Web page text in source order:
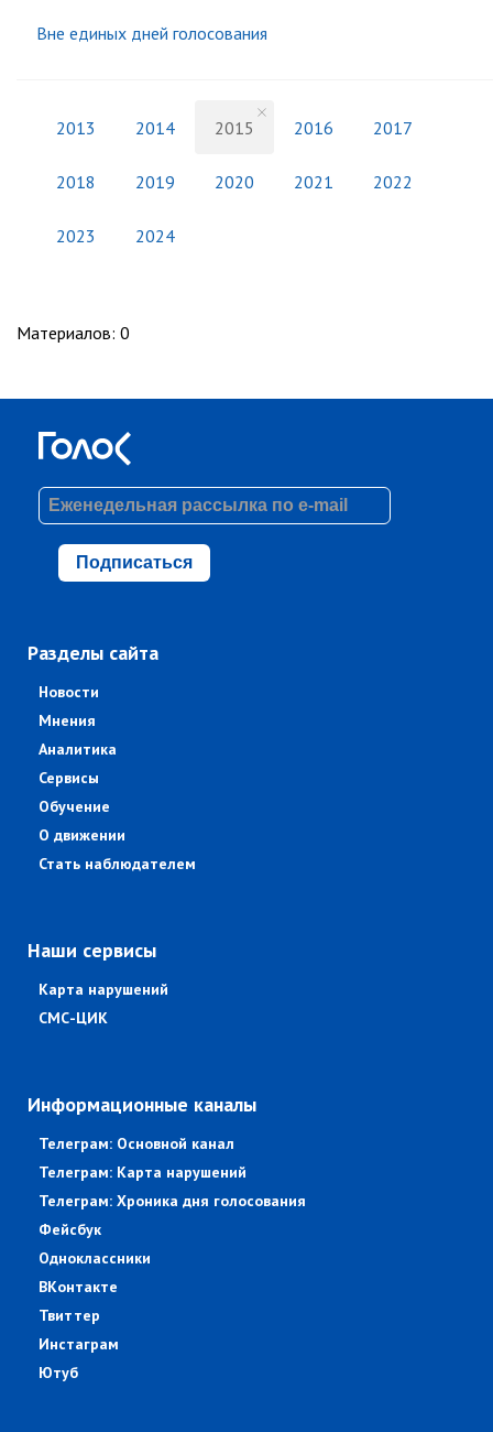
Вне единых дней голосования
2013 2014 2015 2016 2017
2018 2019 2020 2021 2022
2023 2024
Материалов: 0
Подписаться
Разделы сайта
Новости
Мнения
Аналитика
Сервисы
Обучение
О движении
Стать наблюдателем
Наши сервисы
Карта нарушений
СМС-ЦИК
Информационные каналы
Телеграм: Основной канал
Телеграм: Карта нарушений
Телеграм: Хроника дня голосования
Фейсбук
Одноклассники
ВКонтакте
Твиттер
Инстаграм
Ютуб